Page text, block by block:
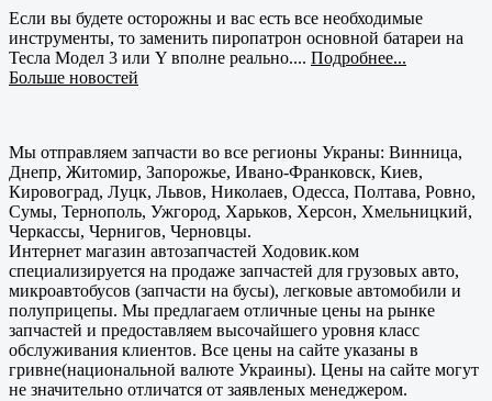
Если вы будете осторожны и вас есть все необходимые
инструменты, то заменить пиропатрон основной батареи на
Тесла Модел 3 или Y вполне реально.... Подробнее...
Больше новостей
Мы отправляем запчасти во все регионы Украны: Винница,
Днепр, Житомир, Запорожье, Ивано-Франковск, Киев,
Кировоград, Луцк, Львов, Николаев, Одесса, Полтава, Ровно,
Сумы, Тернополь, Ужгород, Харьков, Херсон, Хмельницкий,
Черкассы, Чернигов, Черновцы.
Интернет магазин автозапчастей Ходовик.ком
специализируется на продаже запчастей для грузовых авто,
микроавтобусов (запчасти на бусы), легковые автомобили и
полуприцепы. Мы предлагаем отличные цены на рынке
запчастей и предоставляем высочайшего уровня класс
обслуживания клиентов. Все цены на сайте указаны в
гривне(национальной валюте Украины). Цены на сайте могут
не значительно отличатся от заявленых менеджером.